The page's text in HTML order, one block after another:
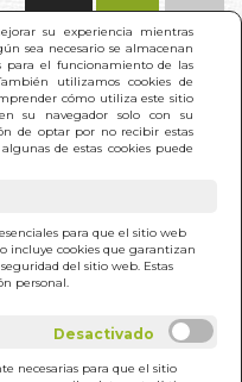
su experiencia mientras
sea necesario se almacenan
para el funcionamiento de las
utilizamos cookies de
cómo utiliza este sitio
su navegador solo con su
de optar por no recibir estas
de estas cookies puede
para que el sitio web
incluye cookies que garantizan
del sitio web. Estas
personal.
necesarias para que el sitio